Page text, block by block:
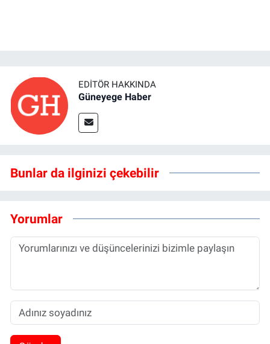
EDITÖR HAKKINDA
Güneyege Haber
Bunlar da ilginizi çekebilir
Yorumlar